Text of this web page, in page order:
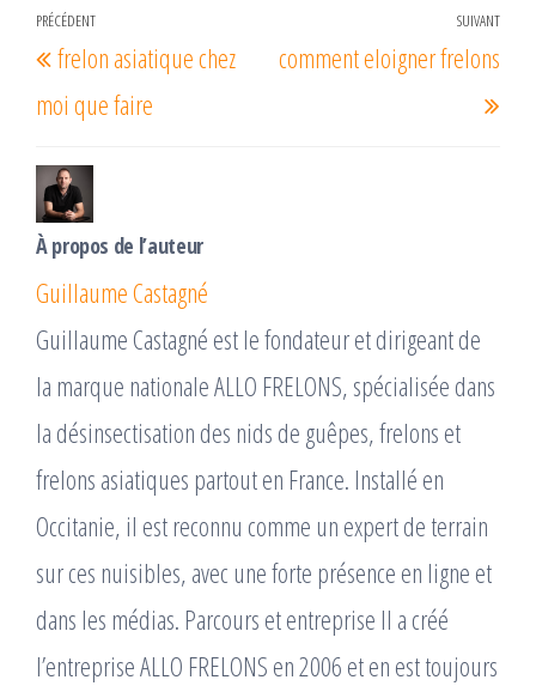
Navigation
de
l’article
Article
précédent
PRÉCÉDENT
frelon asiatique chez
moi que faire
SUIVANT
comment eloigner frelons
À propos de l’auteur
Guillaume Castagné
Guillaume Castagné est le fondateur et dirigeant de
la marque nationale ALLO FRELONS, spécialisée dans
la désinsectisation des nids de guêpes, frelons et
frelons asiatiques partout en France. Installé en
Occitanie, il est reconnu comme un expert de terrain
sur ces nuisibles, avec une forte présence en ligne et
dans les médias. Parcours et entreprise Il a créé
l’entreprise ALLO FRELONS en 2006 et en est toujours